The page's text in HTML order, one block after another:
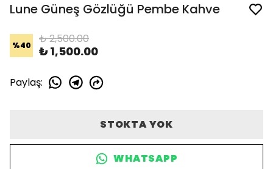
Lune Güneş Gözlüğü Pembe Kahve
%40 ₺ 2,500.00
₺ 1,500.00
Paylaş:
STOKTA YOK
WHATSAPP